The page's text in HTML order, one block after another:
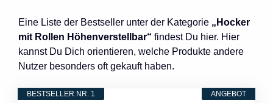
Eine Liste der Bestseller unter der Kategorie „Hocker
mit Rollen Höhenverstellbar“ findest Du hier. Hier
kannst Du Dich orientieren, welche Produkte andere
Nutzer besonders oft gekauft haben.
ANGEBOT
BESTSELLER NR. 1